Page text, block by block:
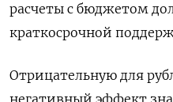
расчеты с бюджетом
краткосрочной
Отрицательную для